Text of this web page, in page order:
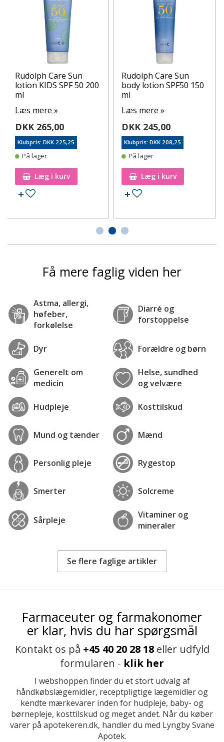
Rudolph Care Sun
lotion KIDS SPF 50 200
ml
Læs mere »
DKK 265,00
Klubpris: DKK 225,25
På lager
Læg i kurv
Tilføj til ønskeseddel
Rudolph Care Sun
body lotion SPF50 150
ml
Læs mere »
DKK 245,00
Klubpris: DKK 208,25
På lager
Læg i kurv
Tilføj til ønskeseddel
Få mere faglig viden her
Astma, allergi,
høfeber,
forkølelse
Diarré og
forstoppelse
Dyr Forældre og børn
Generelt om
medicin
Helse, sundhed
og velvære
Hudpleje Kosttilskud
Mund og tænder Mænd
Personlig pleje Rygestop
Smerter Solcreme
Sårpleje
Vitaminer og
mineraler
Se flere faglige artikler
Farmaceuter og farmakonomer
er klar, hvis du har spørgsmål
Kontakt os på +45 40 20 28 18eller udfyld
formularen - klik her
I webshoppen finder du et stort udvalg af
håndkøbslægemidler, receptpligtige lægemidler og
kendte mærkevarer inden for hudpleje, baby- og
børnepleje, kosttilskud og meget andet. Når du køber
varer på apotekeren.dk, handler du med Lyngby Svane
Apotek.